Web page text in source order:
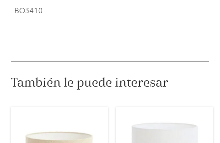
BO3410
También le puede interesar